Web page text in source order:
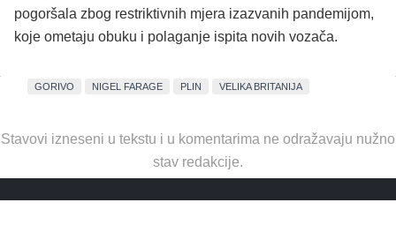
pogoršala zbog restriktivnih mjera izazvanih pandemijom,
koje ometaju obuku i polaganje ispita novih vozača.
GORIVO NIGEL FARAGE PLIN VELIKA BRITANIJA
Stavovi izneseni u tekstu i u komentarima ne odražavaju nužno
stav redakcije.